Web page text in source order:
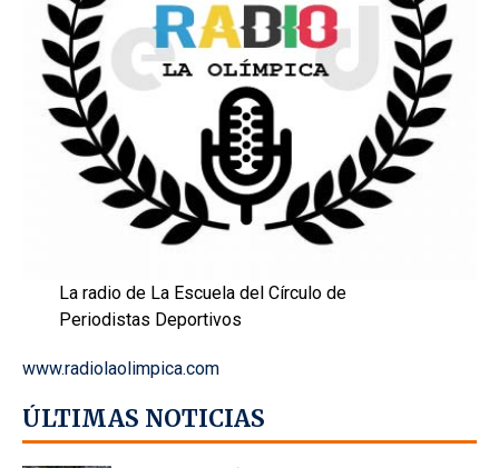
La radio de La Escuela del Círculo de
Periodistas Deportivos
www.radiolaolimpica.com
ÚLTIMAS NOTICIAS